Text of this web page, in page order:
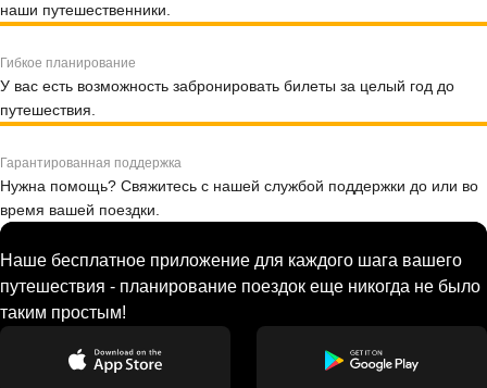
наши путешественники.
Гибкое планирование
У вас есть возможность забронировать билеты за целый год до
путешествия.
Гарантированная поддержка
Нужна помощь? Свяжитесь с нашей службой поддержки до или во
время вашей поездки.
Наше бесплатное приложение для каждого шага вашего
путешествия - планирование поездок еще никогда не было
таким простым!